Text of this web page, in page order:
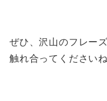
ぜひ、沢山のフレー
触れ合ってくださいね